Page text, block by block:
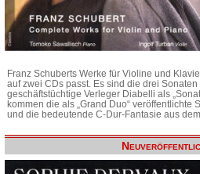
Franz Schuberts Werke für Violine und
auf zwei CDs passt. Es sind die drei
geschäftstüchtige Verleger Diabelli als
kommen die als „Grand Duo“ veröffentlichte
und die bedeutende C-Dur-Fantasie aus